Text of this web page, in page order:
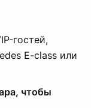
гостей,
E-class или
чтобы